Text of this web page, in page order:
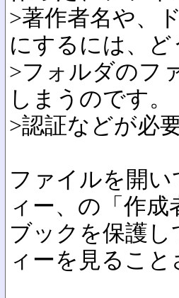
>著作者名や、
にするには、
>フォルダのフ
しまうのです。
>認証などが必
ファイルを開
ィー、の「作成
ブックを保護
ィーを見るこ